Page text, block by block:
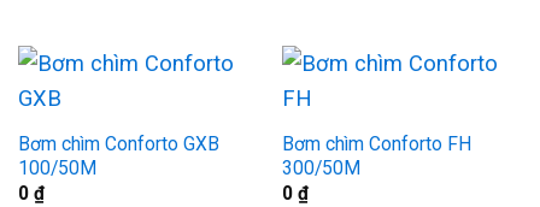
Bơm chìm Conforto GXB
100/50M
0 ₫
Bơm chìm Conforto FH
300/50M
0 ₫